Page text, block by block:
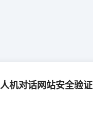
人机对话网站安全验证